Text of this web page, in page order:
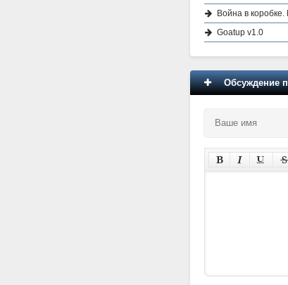
Война в
Goatup v1.0
Обсуждение